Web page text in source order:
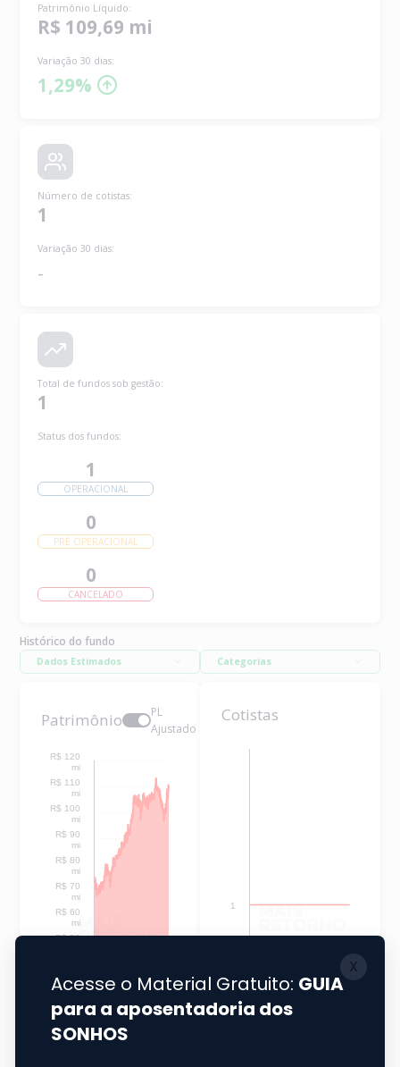
Patrimônio Líquido:
R$ 109,69 mi
Variação 30 dias:
1,29%
Número de cotistas:
1
Variação 30 dias:
-
Total de fundos sob gestão:
1
Status dos fundos:
1
OPERACIONAL
0
PRÉ OPERACIONAL
0
CANCELADO
Histórico do fundo
Dados Estimados Categorias
Patrimônio
PL
Ajustado
R$ 10
R$ 20
mi
R$ 30
R$ 50
R$ 60
mi
R$ 70
mi
R$ 80
mi
R$ 90
mi
R$ 100
mi
R$ 110
mi
R$ 120
mi
Cotistas
1